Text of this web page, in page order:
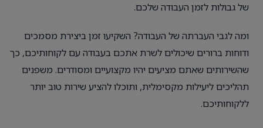
של גבולות לזמן העבודה שלכם.
ומה לגבי העברתה של העבודה? השקיעו זמן ביצירת מסמכים
ודוחות ברורים שיכולים לשרת אתכם בעבודה עם לקוחותיכם, כך
שהשירותים שאתם מציעים יהיו מקצועיים ומסודרים. משפנים
תהליכים ליעילות מקסימלית, ותוכלו להציע שירות טוב יותר
ללקוחותיכם.